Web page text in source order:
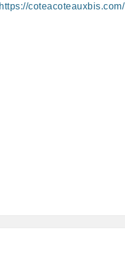
https://coteacoteauxbis.com/